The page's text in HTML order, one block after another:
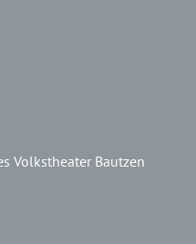
Volkstheater Bautzen